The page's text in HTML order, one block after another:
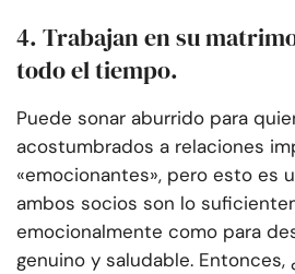
4. Trabajan en su
todo el tiempo.
Puede sonar aburrido para
acostumbrados a relaciones
«emocionantes», pero esto es
ambos socios son lo
emocionalmente como para
genuino y saludable. Entonces,